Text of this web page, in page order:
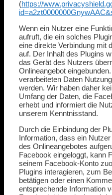
(https://
Wenn ein Nutzer eine
aufruft, die ein solches
eine direkte Verbindung mit
auf. Der Inhalt des Plugins
das Gerät des Nutzers
Onlineangebot
verarbeiteten Daten
werden. Wir haben daher
Umfang der Daten, die
erhebt und informiert die
unserem Kenntnisstand.
Durch die Einbindung der
Information, dass ein
des Onlineangebotes
Facebook eingeloggt, kann
seinem Facebook-Konto
Plugins interagieren, zum
betätigen oder einen
entsprechende Information